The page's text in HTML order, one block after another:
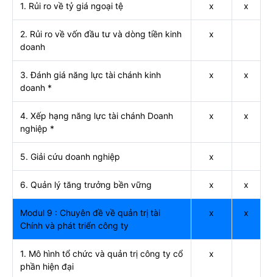
1. Rủi ro về tỷ giá ngoại tệ x x
2. Rủi ro về vốn đầu tư và dòng tiền kinh
doanh
x
3. Đánh giá năng lực tài chánh kinh
doanh *
x x
4. Xếp hạng năng lực tài chánh Doanh
nghiệp *
x x
5. Giải cứu doanh nghiệp x
6. Quản lý tăng trưởng bền vững x x
Modul 9 : Chuyên đề về quản trị tài
Chính và phát triển công ty
x x
1. Mô hình tổ chức và quản trị công ty cổ
phần hiện đại
x